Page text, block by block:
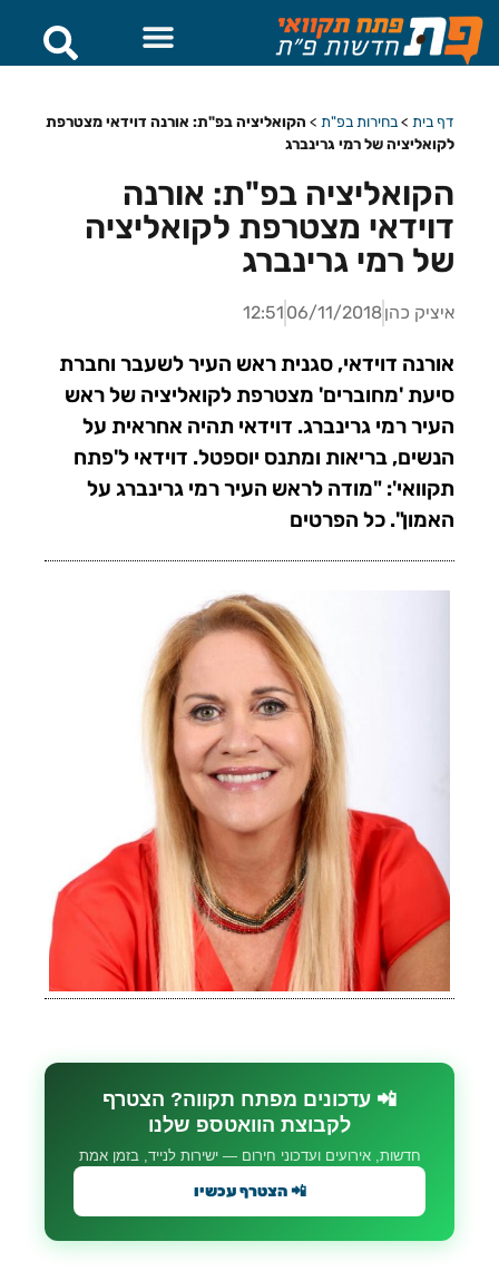
דף בית >בחירות בפ"ת > הקואליציה בפ"ת: אורנה דוידאי מצטרפת
לקואליציה של רמי גרינברג
הקואליציה בפ"ת: אורנה
דוידאי מצטרפת לקואליציה
של רמי גרינברג
איציק כהן06/11/2018
12:51
אורנה דוידאי, סגנית ראש העיר לשעבר וחברת
סיעת 'מחוברים' מצטרפת לקואליציה של ראש
העיר רמי גרינברג. דוידאי תהיה אחראית על
הנשים, בריאות ומתנס יוספטל. דוידאי ל'פתח
תקוואי': "מודה לראש העיר רמי גרינברג על
האמון". כל הפרטים
📲 עדכונים מפתח תקווה? הצטרף
לקבוצת הוואטספ שלנו
חדשות, אירועים ועדכוני חירום — ישירות לנייד, בזמן אמת
📲 הצטרף עכשיו